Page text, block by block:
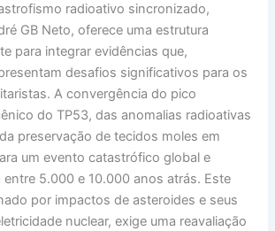
radioativo sincronizado,
GB Neto, oferece uma estrutura
para integrar evidências que,
desafios significativos para os
A convergência do pico
do TP53, das anomalias radioativas
preservação de tecidos moles em
um evento catastrófico global e
5.000 e 10.000 anos atrás. Este
por impactos de asteroides e seus
nuclear, exige uma reavaliação